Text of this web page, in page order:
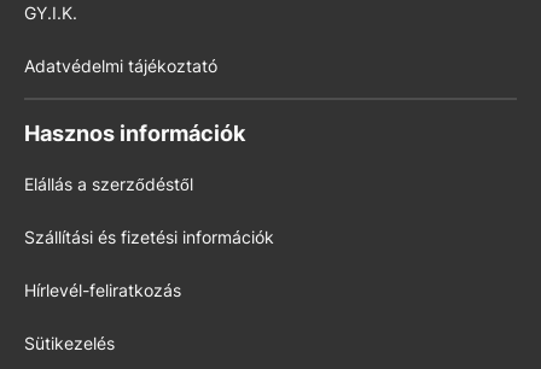
GY.I.K.
Adatvédelmi tájékoztató
Hasznos információk
Elállás a szerződéstől
Szállítási és fizetési információk
Hírlevél-feliratkozás
Sütikezelés